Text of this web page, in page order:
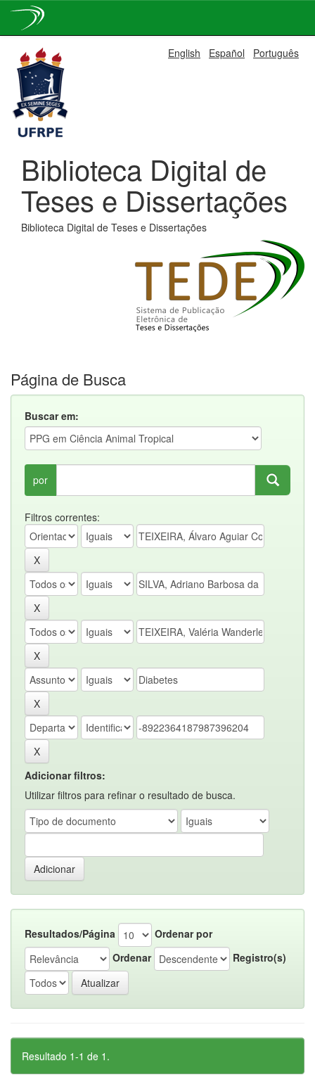
navigation
English Español Português
Biblioteca Digital de
Teses e Dissertações
Biblioteca Digital de Teses e Dissertações
Página de Busca
Buscar em:
por
Filtros correntes:
Adicionar filtros:
Utilizar filtros para refinar o resultado de busca.
Resultados/Página
Ordenar por
Ordenar
Registro(s)
Resultado 1-1 de 1.